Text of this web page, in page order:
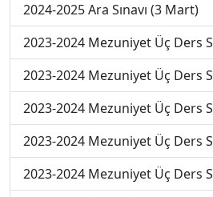
2024-2025 Ara Sınavı (3 Mart)
2023-2024 Mezuniyet Üç Ders
2023-2024 Mezuniyet Üç Ders
2023-2024 Mezuniyet Üç Ders
2023-2024 Mezuniyet Üç Ders
2023-2024 Mezuniyet Üç Ders